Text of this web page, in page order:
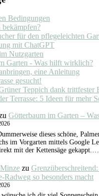
Bedingungen
für den pflegeleichten
mit ChatGPT
Nutzgarten
Garten - Was hilft wirklich?
eine Anleitung
gesucht!
Teppich dank trittfester
Terrasse: 5 Ideen für mehr
Götterbaum im Garten –
dieses schöne,
im Vorgarten mittels Google
mit der Kettensäge gekappt.…
zu
Radweg so besonders macht